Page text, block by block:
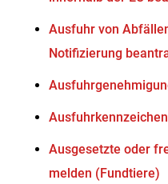
Ausfuhr von
Notifizierung
Ausgesetzte oder
melden (Fundtiere)